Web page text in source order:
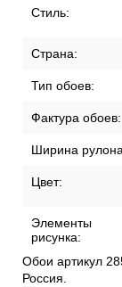
Стиль:
Страна:
Тип обоев:
Фактура обоев:
Ширина
Цвет:
Элементы
рисунка:
Обои артикул
Россия.